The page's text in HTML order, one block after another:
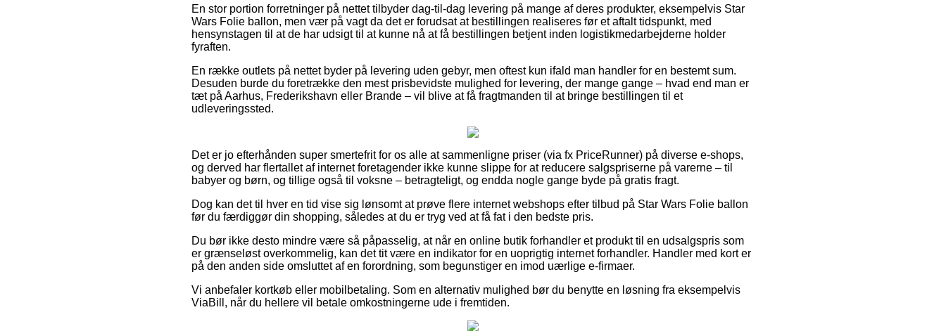
En stor portion forretninger på nettet tilbyder dag-til-dag levering på mange af deres produkter, eksempelvis Star
Wars Folie ballon, men vær på vagt da det er forudsat at bestillingen realiseres før et aftalt tidspunkt, med
hensynstagen til at de har udsigt til at kunne nå at få bestillingen betjent inden logistikmedarbejderne holder
fyraften.
En række outlets på nettet byder på levering uden gebyr, men oftest kun ifald man handler for en bestemt sum.
Desuden burde du foretrække den mest prisbevidste mulighed for levering, der mange gange – hvad end man er
tæt på Aarhus, Frederikshavn eller Brande – vil blive at få fragtmanden til at bringe bestillingen til et
udleveringssted.
Det er jo efterhånden super smertefrit for os alle at sammenligne priser (via fx PriceRunner) på diverse e-shops,
og derved har flertallet af internet foretagender ikke kunne slippe for at reducere salgspriserne på varerne – til
babyer og børn, og tillige også til voksne – betragteligt, og endda nogle gange byde på gratis fragt.
Dog kan det til hver en tid vise sig lønsomt at prøve flere internet webshops efter tilbud på Star Wars Folie ballon
før du færdiggør din shopping, således at du er tryg ved at få fat i den bedste pris.
Du bør ikke desto mindre være så påpasselig, at når en online butik forhandler et produkt til en udsalgspris som
er grænseløst overkommelig, kan det tit være en indikator for en uoprigtig internet forhandler. Handler med kort er
på den anden side omsluttet af en forordning, som begunstiger en imod uærlige e-firmaer.
Vi anbefaler kortkøb eller mobilbetaling. Som en alternativ mulighed bør du benytte en løsning fra eksempelvis
ViaBill, når du hellere vil betale omkostningerne ude i fremtiden.